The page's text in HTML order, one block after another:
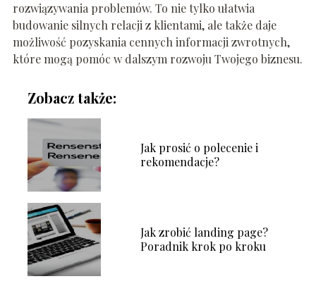
rozwiązywania problemów. To nie tylko ułatwia
budowanie silnych relacji z klientami, ale także daje
możliwość pozyskania cennych informacji zwrotnych,
które mogą pomóc w dalszym rozwoju Twojego biznesu.
Zobacz także:
Jak prosić o polecenie i
rekomendacje?
Jak zrobić landing page?
Poradnik krok po kroku